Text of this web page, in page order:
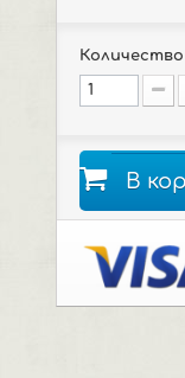
Количество
В